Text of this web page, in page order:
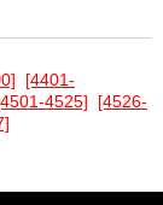
[4401-
4525]
[4526-